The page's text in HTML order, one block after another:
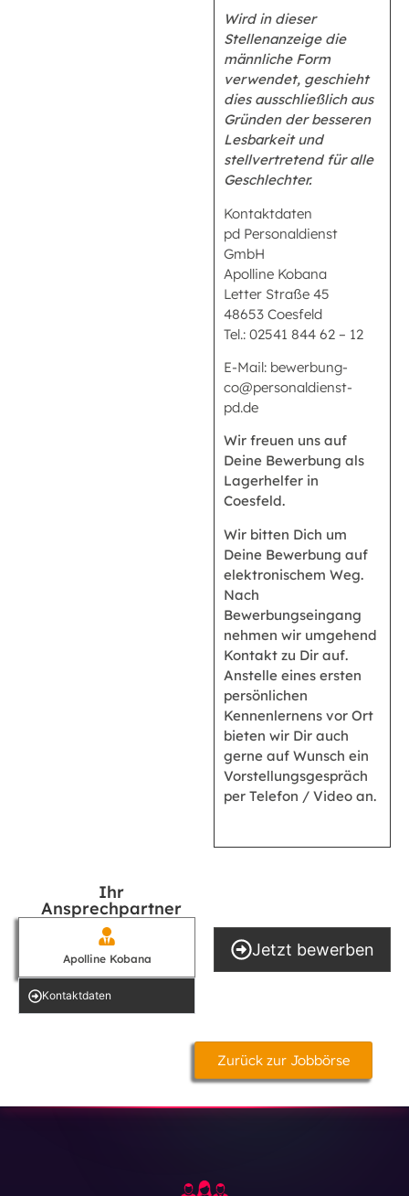
Wird in dieser
Stellenanzeige die
männliche Form
verwendet, geschieht
dies ausschließlich aus
Gründen der besseren
Lesbarkeit und
stellvertretend für alle
Geschlechter.
Kontaktdaten
pd Personaldienst
GmbH
Apolline Kobana
Letter Straße 45
48653 Coesfeld
Tel.: 02541 844 62 – 12
E-Mail: bewerbung-
co@personaldienst-
pd.de
Wir freuen uns auf
Deine Bewerbung als
Lagerhelfer in
Coesfeld.
Wir bitten Dich um
Deine Bewerbung auf
elektronischem Weg.
Nach
Bewerbungseingang
nehmen wir umgehend
Kontakt zu Dir auf.
Anstelle eines ersten
persönlichen
Kennenlernens vor Ort
bieten wir Dir auch
gerne auf Wunsch ein
Vorstellungsgespräch
per Telefon / Video an.
Ihr
Ansprechpartner
Apolline Kobana
Kontakt­daten
Jetzt bewerben
Zurück zur Jobbörse